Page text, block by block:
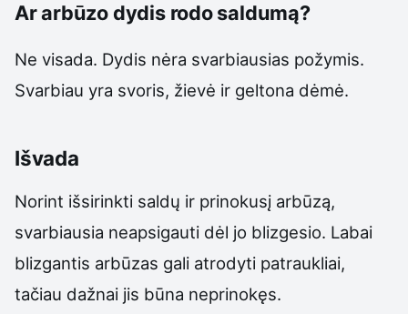
Ar arbūzo dydis rodo saldumą?
Ne visada. Dydis nėra svarbiausias požymis.
Svarbiau yra svoris, žievė ir geltona dėmė.
Išvada
Norint išsirinkti saldų ir prinokusį arbūzą,
svarbiausia neapsigauti dėl jo blizgesio. Labai
blizgantis arbūzas gali atrodyti patraukliai,
tačiau dažnai jis būna neprinokęs.